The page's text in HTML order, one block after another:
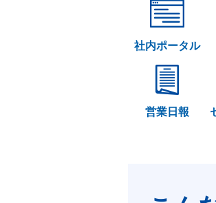
社内ポータル
営業日報